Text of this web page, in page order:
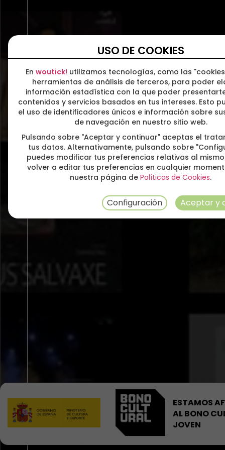
ESTAMOS
AL BONO
JOVEN
USO DE COOKIES
En woutick! utilizamos tecnologías, como las
herramientas de análisis de terceros, para poder
información estadística con la que poder
contenidos y servicios basados en tus intereses. Esto
el uso de identificadores únicos e información sobre
de navegación en nuestro sitio web.
Pulsando sobre "Aceptar y continuar" aceptas el
tus datos. Alternativamente, pulsando sobre
puedes modificar tus preferencias relativas al
volver a editar tus preferencias en cualquier
nuestra página de Políticas de Cookies.
Configuración Aceptar y